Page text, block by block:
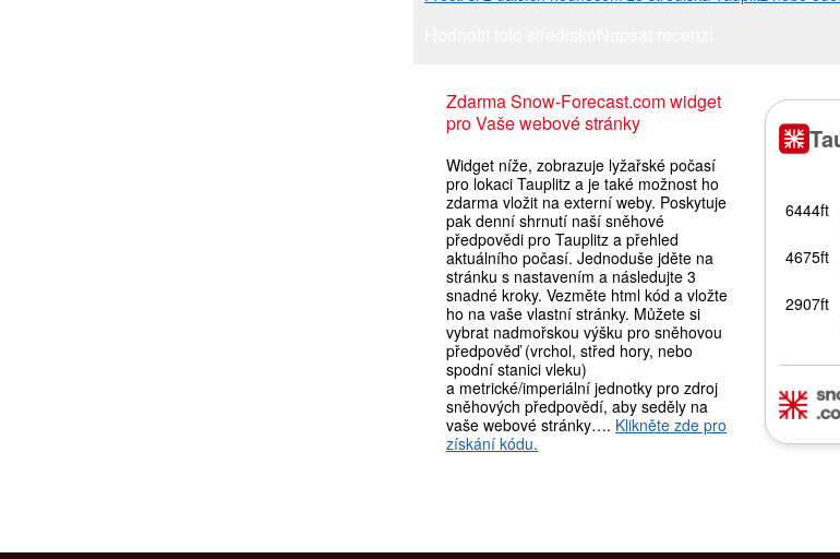
Zdarma Snow-Forecast.com widget
pro Vaše webové stránky
Widget níže, zobrazuje lyžařské počasí
pro lokaci Tauplitz a je také možnost ho
zdarma vložit na externí weby. Poskytuje
pak denní shrnutí naší sněhové
předpovědi pro Tauplitz a přehled
aktuálního počasí. Jednoduše jděte na
stránku s nastavením a následujte 3
snadné kroky. Vezměte html kód a vložte
ho na vaše vlastní stránky. Můžete si
vybrat nadmořskou výšku pro sněhovou
předpověď (vrchol, střed hory, nebo
spodní stanici vleku)
a metrické/imperiální jednotky pro zdroj
sněhových předpovědí, aby seděly na
vaše webové stránky…. Klikněte zde pro
získání kódu.